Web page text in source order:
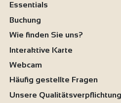
Essentials
Buchung
Wie finden Sie uns?
Interaktive Karte
Webcam
Häufig gestellte Fragen
Unsere